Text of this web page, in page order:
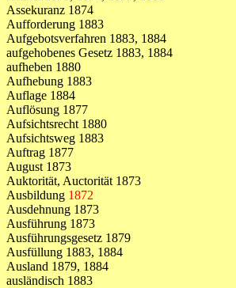
Assekuranz 1874
Aufforderung 1883
Aufgebotsverfahren 1883, 1884
aufgehobenes Gesetz 1883, 1884
aufheben 1880
Aufhebung 1883
Auflage 1884
Auflösung 1877
Aufsichtsrecht 1880
Aufsichtsweg 1883
Auftrag 1877
August 1873
Auktorität, Auctorität 1873
Ausbildung 1872
Ausdehnung 1873
Ausführung 1873
Ausführungsgesetz 1879
Ausfüllung 1883, 1884
Ausland 1879, 1884
ausländisch 1883